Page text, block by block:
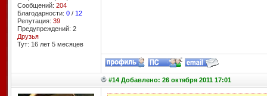
Сообщений: 204
Благодарности: 0/ 12
Репутация: 39
Предупреждений: 2
Друзья
Тут: 16 лет 5 месяцев
#14 Добавлено: 26 октября 2011 17:01